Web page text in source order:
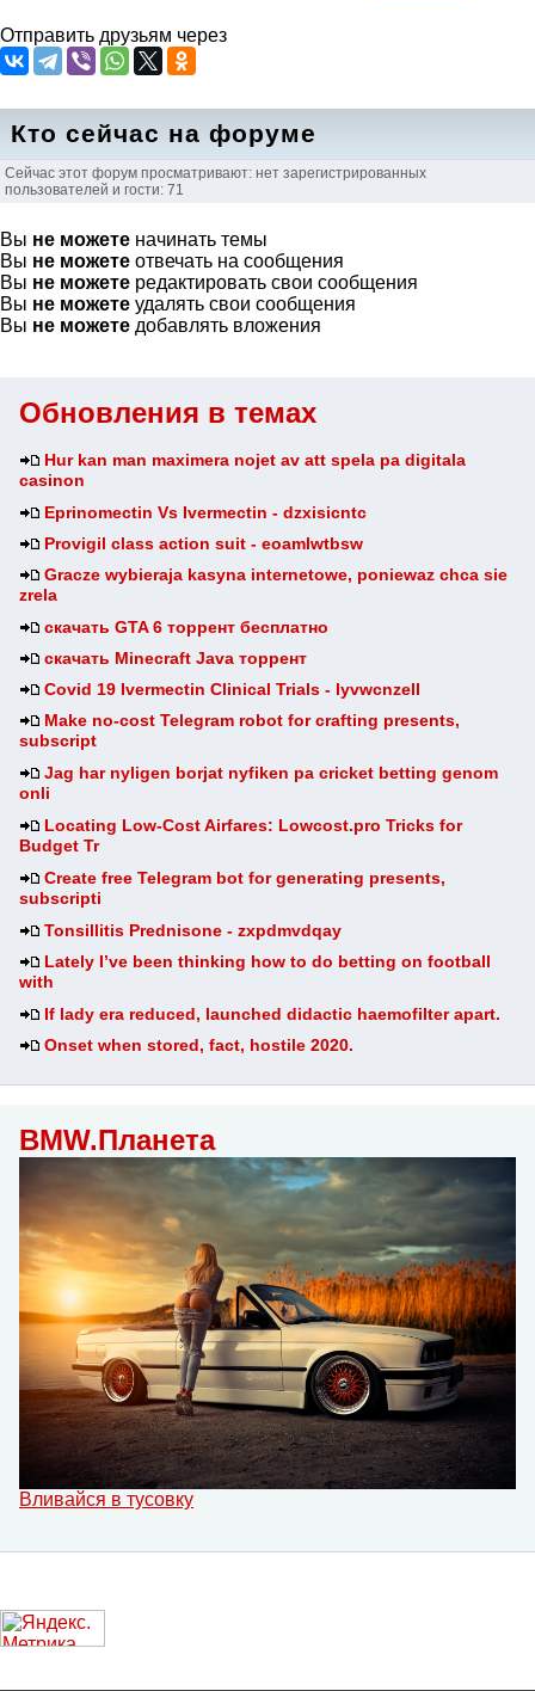
Обновления в темах
Hur kan man maximera nojet av att spela pa digitala
casinon
Eprinomectin Vs Ivermectin - dzxisicntc
Provigil class action suit - eoamlwtbsw
Gracze wybieraja kasyna internetowe, poniewaz chca sie
zrela
скачать GTA 6 торрент бесплатно
скачать Minecraft Java торрент
Covid 19 Ivermectin Clinical Trials - lyvwcnzell
Make no-cost Telegram robot for crafting presents,
subscript
Jag har nyligen borjat nyfiken pa cricket betting genom
onli
Locating Low-Cost Airfares: Lowcost.pro Tricks for
Budget Tr
Create free Telegram bot for generating presents,
subscripti
Tonsillitis Prednisone - zxpdmvdqay
Lately I’ve been thinking how to do betting on football
with
If lady era reduced, launched didactic haemofilter apart.
Onset when stored, fact, hostile 2020.
BMW.Планета
Вливайся в тусовку
Отправить друзьям через
Кто сейчас на форуме
Сейчас этот форум просматривают: нет зарегистрированных
пользователей и гости: 71
Вы не можете начинать темы
Вы не можете отвечать на сообщения
Вы не можете редактировать свои сообщения
Вы не можете удалять свои сообщения
Вы не можете добавлять вложения